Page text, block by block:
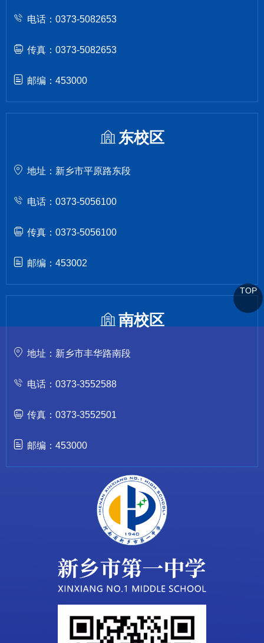
电话：0373-5082653
传真：0373-5082653
邮编：453000
东校区
地址：新乡市平原路东段
电话：0373-5056100
传真：0373-5056100
邮编：453002
南校区
地址：新乡市丰华路南段
电话：0373-3552588
传真：0373-3552501
邮编：453000
TOP